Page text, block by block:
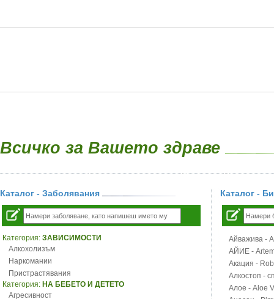
Всичко за Вашето здраве
Каталог - Заболявания
Категория: ЗАВИСИМОСТИ
Алкохолизъм
Наркомании
Пристрастявания
Категория: НА БЕБЕТО И ДЕТЕТО
Агресивност
Каталог -
Айважива -
АЙИЕ -
Акация -
Алкостоп -
Алое - Aloe